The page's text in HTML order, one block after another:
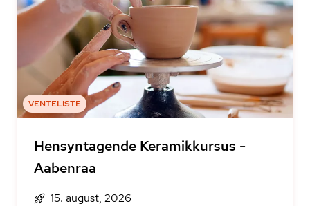
VENTELISTE
Hensyntagende Keramikkursus -
Aabenraa
15. august, 2026